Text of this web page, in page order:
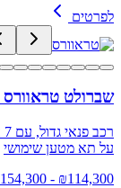
לפרטים
שברולט טראוורס
על תא מטען שימושי
₪114,300
- ₪
154,300